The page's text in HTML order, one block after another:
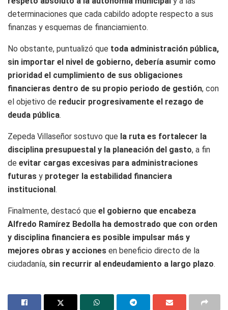
determinaciones que cada cabildo adopte respecto a sus
finanzas y esquemas de financiamiento.
No obstante, puntualizó que toda administración pública,
sin importar el nivel de gobierno, debería asumir como
prioridad el cumplimiento de sus obligaciones
financieras dentro de su propio periodo de gestión, con
el objetivo de reducir progresivamente el rezago de
deuda pública.
Zepeda Villaseñor sostuvo que la ruta es fortalecer la
disciplina presupuestal y la planeación del gasto, a fin
de evitar cargas excesivas para administraciones
futuras y proteger la estabilidad financiera
institucional.
Finalmente, destacó que el gobierno que encabeza
Alfredo Ramírez Bedolla ha demostrado que con orden
y disciplina financiera es posible impulsar más y
mejores obras y acciones en beneficio directo de la
ciudadanía, sin recurrir al endeudamiento a largo plazo.